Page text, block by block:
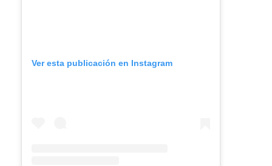
Ver esta publicación en Instagram